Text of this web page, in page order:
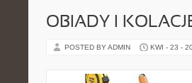
OBIADY I
POSTED BY ADMIN KWI - 23 -